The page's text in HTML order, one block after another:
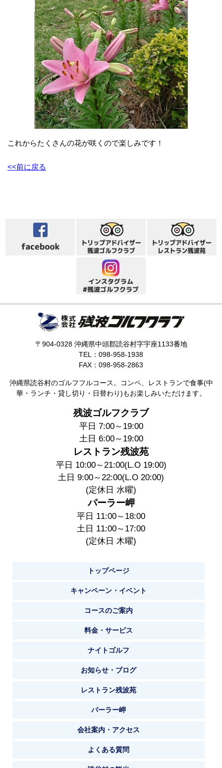
これからたくさんの花が咲くので楽しみです！
<<前に戻る
〒904-0328 沖縄県中頭郡読谷村字宇座1133番地
TEL：098-958-1938
FAX：098-958-2863
沖縄県読谷村のゴルフフルコース。コンペ、レストランで食事(中
華・ランチ・貸し切り・日替わり)もお楽しみいただけます。
残波ゴルフクラブ
平日 7:00～19:00
土日 6:00～19:00
レストラン残波苑
平日 10:00～21:00(L.O 19:00)
土日 9:00～22:00(L.O 20:00)
(定休日 水曜)
パーラー岬
平日 11:00～18:00
土日 11:00～17:00
(定休日 木曜)
トップページ
キャンペーン・イベント
コースのご案内
料金・サービス
ナイトゴルフ
お知らせ・ブログ
レストラン残波苑
パーラー岬
会社案内・アクセス
よくある質問